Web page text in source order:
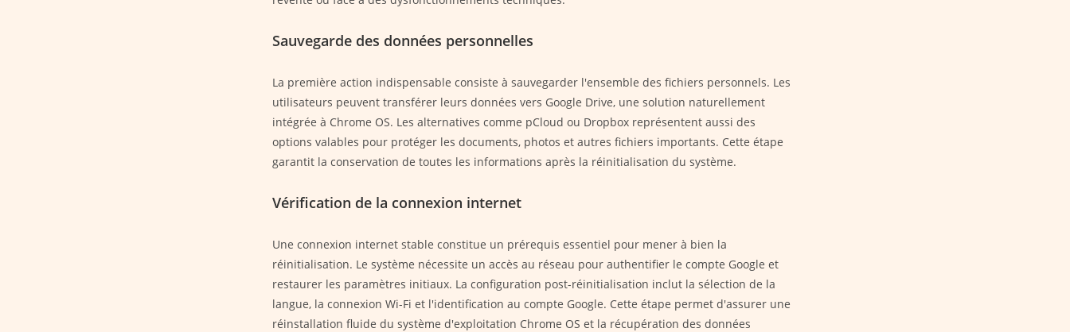
Sauvegarde des données personnelles
La première action indispensable consiste à sauvegarder l'ensemble des fichiers personnels. Les
utilisateurs peuvent transférer leurs données vers Google Drive, une solution naturellement
intégrée à Chrome OS. Les alternatives comme pCloud ou Dropbox représentent aussi des
options valables pour protéger les documents, photos et autres fichiers importants. Cette étape
garantit la conservation de toutes les informations après la réinitialisation du système.
Vérification de la connexion internet
Une connexion internet stable constitue un prérequis essentiel pour mener à bien la
réinitialisation. Le système nécessite un accès au réseau pour authentifier le compte Google et
restaurer les paramètres initiaux. La configuration post-réinitialisation inclut la sélection de la
langue, la connexion Wi-Fi et l'identification au compte Google. Cette étape permet d'assurer une
réinstallation fluide du système d'exploitation Chrome OS et la récupération des données